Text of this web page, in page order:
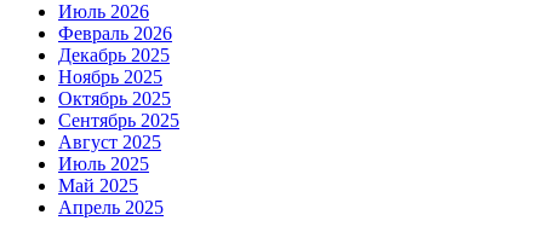
Июль 2026
Февраль 2026
Декабрь 2025
Ноябрь 2025
Октябрь 2025
Сентябрь 2025
Август 2025
Июль 2025
Май 2025
Апрель 2025